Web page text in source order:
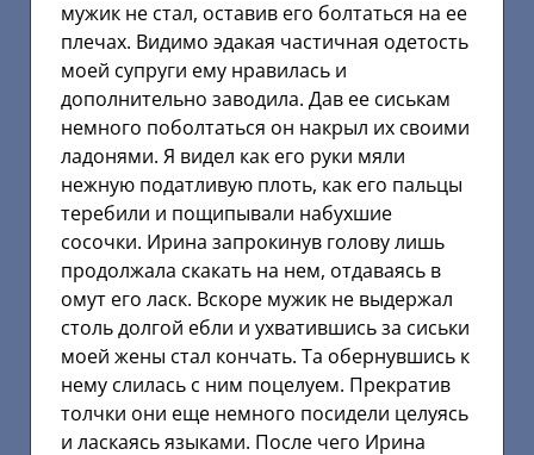
мужик не стал, оставив его болтаться на ее
плечах. Видимо эдакая частичная одетость
моей супруги ему нравилась и
дополнительно заводила. Дав ее сиськам
немного поболтаться он накрыл их своими
ладонями. Я видел как его руки мяли
нежную податливую плоть, как его пальцы
теребили и пощипывали набухшие
сосочки. Ирина запрокинув голову лишь
продолжала скакать на нем, отдаваясь в
омут его ласк. Вскоре мужик не выдержал
столь долгой ебли и ухватившись за сиськи
моей жены стал кончать. Та обернувшись к
нему слилась с ним поцелуем. Прекратив
толчки они еще немного посидели целуясь
и ласкаясь языками. После чего Ирина